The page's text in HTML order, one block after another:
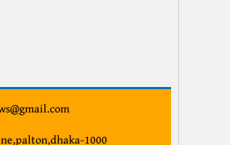
শিকড়ে দোসর চক্র
বৃক্ষরোপণের তাগিদ ফারুকের
1000